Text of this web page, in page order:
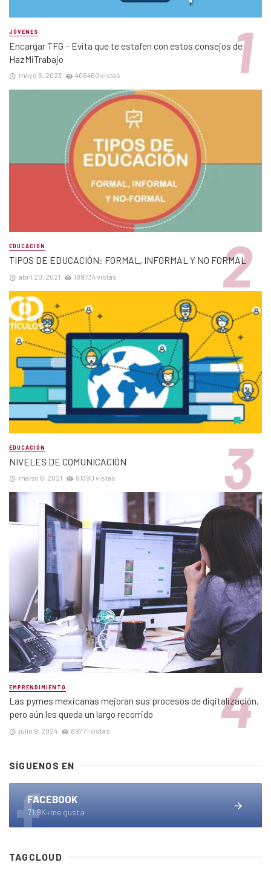
JÓVENES
Encargar TFG – Evita que te estafen con estos consejos de
HazMiTrabajo
mayo 5, 2023 406460 vistas
EDUCACIÓN
TIPOS DE EDUCACIÓN: FORMAL, INFORMAL Y NO FORMAL
abril 20, 2021 189734 vistas
EDUCACIÓN
NIVELES DE COMUNICACIÓN
marzo 6, 2021 91390 vistas
EMPRENDIMIENTO
Las pymes mexicanas mejoran sus procesos de digitalización,
pero aún les queda un largo recorrido
julio 9, 2024 89771 vistas
SÍGUENOS EN
FACEBOOK
71.9K+me gusta
TAGCLOUD